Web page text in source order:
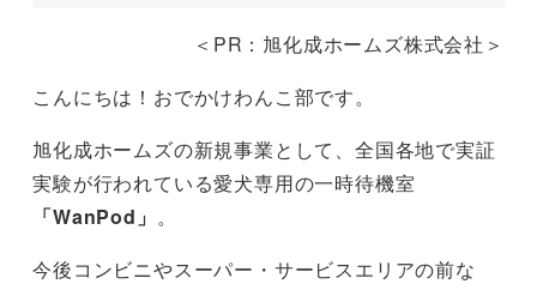
＜PR：旭化成ホームズ株式会社＞
こんにちは！おでかけわんこ部です。
旭化成ホームズの新規事業として、全国各地で実証
実験が行われている愛犬専用の一時待機室
「WanPod」 。
今後コンビニやスーパー・サービスエリアの前な